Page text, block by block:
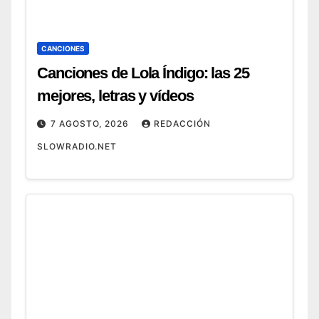
CANCIONES
Canciones de Lola Índigo: las 25
mejores, letras y vídeos
7 AGOSTO, 2026 REDACCIÓN
SLOWRADIO.NET